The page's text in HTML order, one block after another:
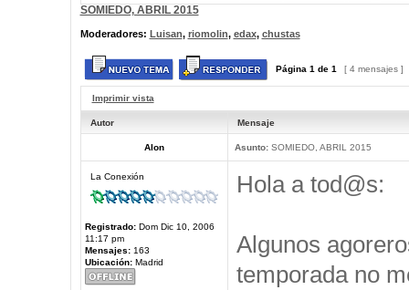
SOMIEDO, ABRIL 2015
Moderadores: Luisan, riomolin, edax, chustas
Página 1 de 1 [ 4 mensajes ]
Imprimir vista
Autor Mensaje
Alon Asunto:SOMIEDO, ABRIL 2015
La Conexión
Registrado:Dom Dic 10, 2006
11:17 pm
Mensajes:163
Ubicación:Madrid
Hola a tod@s:
Algunos
temporada no